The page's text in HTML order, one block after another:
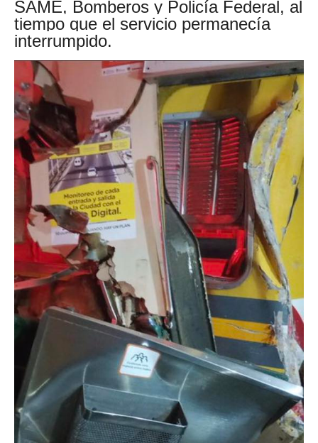
SAME, Bomberos y Policía Federal, al
tiempo que el servicio permanecía
interrumpido.